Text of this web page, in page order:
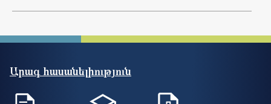
Արագ հասանելիություն